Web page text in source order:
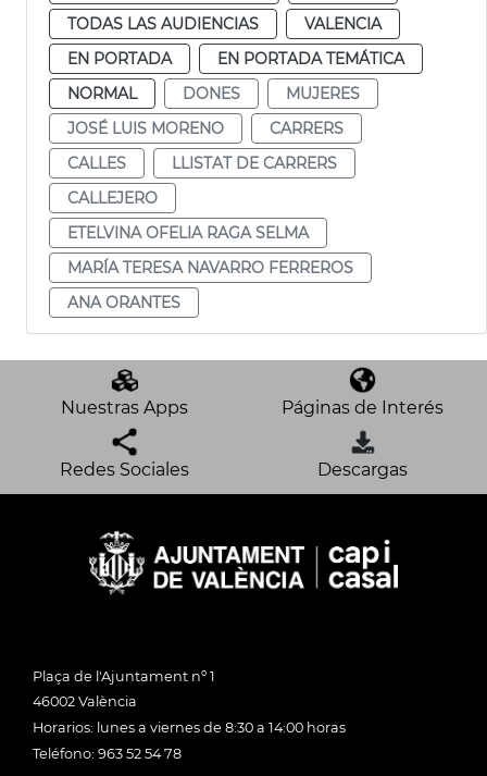
TODAS LAS AUDIENCIAS
VALENCIA
EN PORTADA
EN PORTADA TEMÁTICA
NORMAL
DONES
MUJERES
JOSÉ LUIS MORENO
CARRERS
CALLES
LLISTAT DE CARRERS
CALLEJERO
ETELVINA OFELIA RAGA SELMA
MARÍA TERESA NAVARRO FERREROS
ANA ORANTES
Nuestras Apps Páginas de Interés
Redes Sociales Descargas
Plaça de l'Ajuntament nº 1
46002 València
Horarios: lunes a viernes de 8:30 a 14:00 horas
Teléfono: 963 52 54 78